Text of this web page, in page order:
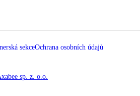
sekceOchrana osobních údajů
sp. z. o.o.